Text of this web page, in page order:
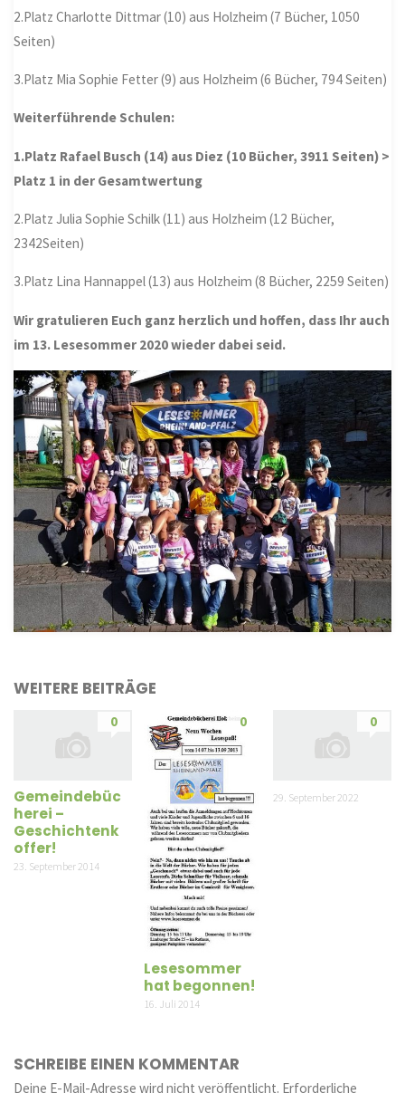
2.Platz Charlotte Dittmar (10) aus Holzheim (7 Bücher, 1050
Seiten)
3.Platz Mia Sophie Fetter (9) aus Holzheim (6 Bücher, 794 Seiten)
Weiterführende Schulen:
1.Platz Rafael Busch (14) aus Diez (10 Bücher, 3911 Seiten) >
Platz 1 in der Gesamtwertung
2.Platz Julia Sophie Schilk (11) aus Holzheim (12 Bücher,
2342Seiten)
3.Platz Lina Hannappel (13) aus Holzheim (8 Bücher, 2259 Seiten)
Wir gratulieren Euch ganz herzlich und hoffen, dass Ihr auch
im 13. Lesesommer 2020 wieder dabei seid.
WEITERE BEITRÄGE
0
Gemeindebüc
herei –
Geschichtenk
offer!
23. September 2014
0
Lesesommer
hat begonnen!
16. Juli 2014
0
29. September 2022
SCHREIBE EINEN KOMMENTAR
Deine E-Mail-Adresse wird nicht veröffentlicht. Erforderliche